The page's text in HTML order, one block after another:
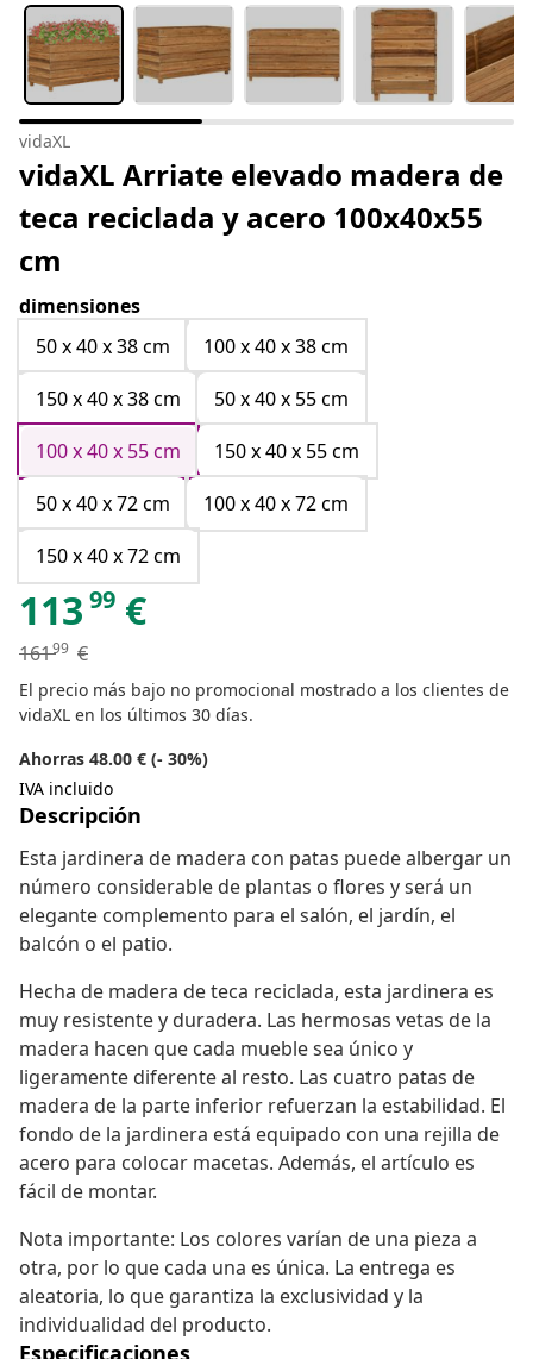
vidaXL
vidaXL Arriate elevado madera de
teca reciclada y acero 100x40x55
cm
dimensiones
50 x 40 x 38 cm
100 x 40 x 38 cm
150 x 40 x 38 cm
50 x 40 x 55 cm
100 x 40 x 55 cm
150 x 40 x 55 cm
50 x 40 x 72 cm
100 x 40 x 72 cm
150 x 40 x 72 cm
113 99 €
16199 €
El precio más bajo no promocional mostrado a los clientes de
vidaXL en los últimos 30 días.
Ahorras 48.00 € (- 30%)
IVA incluido
Descripción
Esta jardinera de madera con patas puede albergar un
número considerable de plantas o flores y será un
elegante complemento para el salón, el jardín, el
balcón o el patio.
Hecha de madera de teca reciclada, esta jardinera es
muy resistente y duradera. Las hermosas vetas de la
madera hacen que cada mueble sea único y
ligeramente diferente al resto. Las cuatro patas de
madera de la parte inferior refuerzan la estabilidad. El
fondo de la jardinera está equipado con una rejilla de
acero para colocar macetas. Además, el artículo es
fácil de montar.
Nota importante: Los colores varían de una pieza a
otra, por lo que cada una es única. La entrega es
aleatoria, lo que garantiza la exclusividad y la
individualidad del producto.
Especificaciones